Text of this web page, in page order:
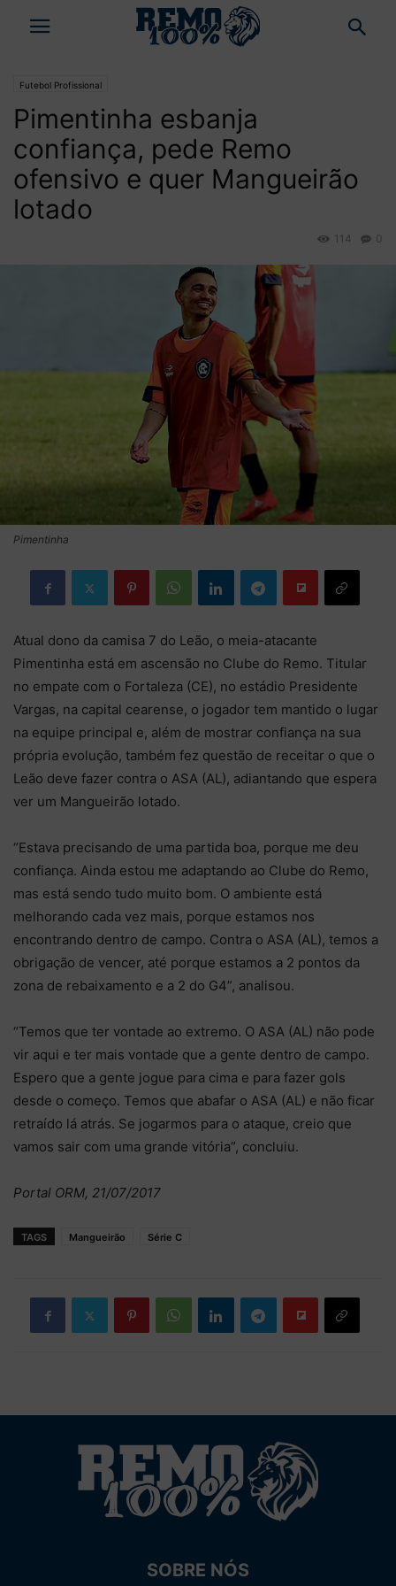
Futebol Profissional
Pimentinha esbanja
confiança, pede Remo
ofensivo e quer Mangueirão
lotado
0
114
Pimentinha
Atual dono da camisa 7 do Leão, o meia-atacante
Pimentinha está em ascensão no Clube do Remo. Titular
no empate com o Fortaleza (CE), no estádio Presidente
Vargas, na capital cearense, o jogador tem mantido o lugar
na equipe principal e, além de mostrar confiança na sua
própria evolução, também fez questão de receitar o que o
Leão deve fazer contra o ASA (AL), adiantando que espera
ver um Mangueirão lotado.
“Estava precisando de uma partida boa, porque me deu
confiança. Ainda estou me adaptando ao Clube do Remo,
mas está sendo tudo muito bom. O ambiente está
melhorando cada vez mais, porque estamos nos
encontrando dentro de campo. Contra o ASA (AL), temos a
obrigação de vencer, até porque estamos a 2 pontos da
zona de rebaixamento e a 2 do G4”, analisou.
“Temos que ter vontade ao extremo. O ASA (AL) não pode
vir aqui e ter mais vontade que a gente dentro de campo.
Espero que a gente jogue para cima e para fazer gols
desde o começo. Temos que abafar o ASA (AL) e não ficar
retraído lá atrás. Se jogarmos para o ataque, creio que
vamos sair com uma grande vitória”, concluiu.
Portal ORM, 21/07/2017
TAGS Mangueirão Série C
SOBRE NÓS